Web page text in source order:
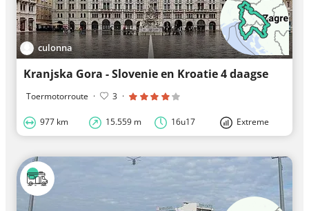
culonna
Kranjska Gora - Slovenie en Kroatie 4 daagse
Toermotorroute · 3 ·
977 km 15.559 m 16u17 Extreme